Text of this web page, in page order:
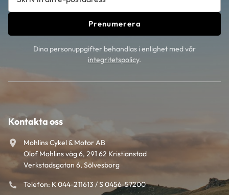
Prenumerera
Dina personuppgifter behandlas i enlighet med vår
integritetspolicy.
Kontakta oss
Mohlins Cykel & Motor AB
Olof Mohlins väg 6, 291 62 Kristianstad
Verkstadsgatan 6, Sölvesborg
Telefon: K 044-211613 / S 0456-57200